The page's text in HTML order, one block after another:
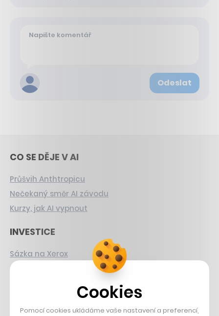
Odeslat
CO SE DĚJE V AI
Průšvih Anthtropicu
Nečekaný směr AI závodu
Kurzy, jak AI vypnout
INVESTICE
Sázka na Xerox
Strnad v Pirelli
PŘÍBĚHY Z GASTRA
Cookies
Pomocí cookies ukládáme vaše nastavení a preferencí,